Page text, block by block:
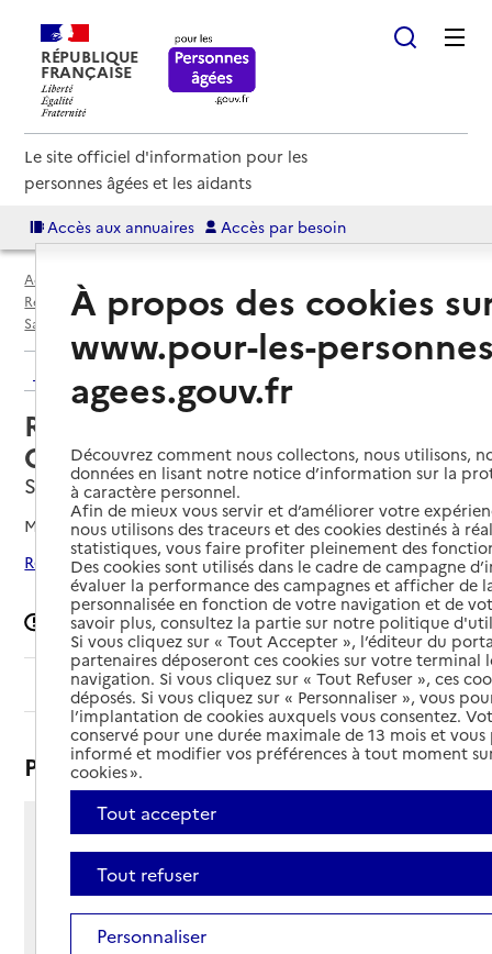
RÉPUBLIQUE
FRANÇAISE
Le site officiel d'information pour les
personnes âgées et les aidants
Accès aux annuaires Accès par besoin
Accueil
Résidences autonomie par département
Vendée (85)
Sainte-Florence
Résidence autonomie MARPA Claire Fontaine
Retour aux résultats de l'annuaire
Résidence autonomie MARPA
Claire Fontaine
Sainte-Florence, VENDEE
Mis à jour le17/03/2026
Rechercher les établissements autour de Sainte-Florence
Signaler une erreur
Sommaire
Présentation
2 impasse christian villeneuve
SAINTE-FLORENCE
85140 - Sainte-Florence
Voir itinéraire
Téléphone :
À propos des cookies
www.pour-les-
agees.gouv.fr
Découvrez comment nous collectons, nous utilisons,
données en lisant notre notice d’information sur la
à caractère personnel.
Afin de mieux vous servir et d’améliorer votre
nous utilisons des traceurs et des cookies destinés à
statistiques, vous faire profiter pleinement des
Des cookies sont utilisés dans le cadre de campagne
évaluer la performance des campagnes et afficher de
personnalisée en fonction de votre navigation et de
savoir plus, consultez la partie sur notre politique
Si vous cliquez sur « Tout Accepter », l’éditeur du
partenaires déposeront ces cookies sur votre terminal
navigation. Si vous cliquez sur « Tout Refuser », ces
déposés. Si vous cliquez sur « Personnaliser », vous
l’implantation de cookies auxquels vous consentez.
conservé pour une durée maximale de 13 mois et
informé et modifier vos préférences à tout moment
cookies ».
Tout accepter
Tout refuser
Personnaliser